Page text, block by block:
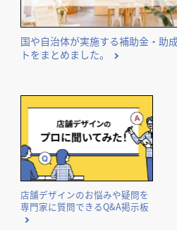
国や自治体が実施する補助金・助